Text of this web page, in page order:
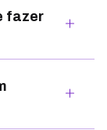
fazer